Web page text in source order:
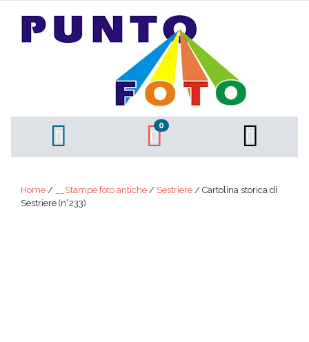
0
Home / __Stampe foto antiche / Sestriere / Cartolina storica di
Sestriere (n°233)